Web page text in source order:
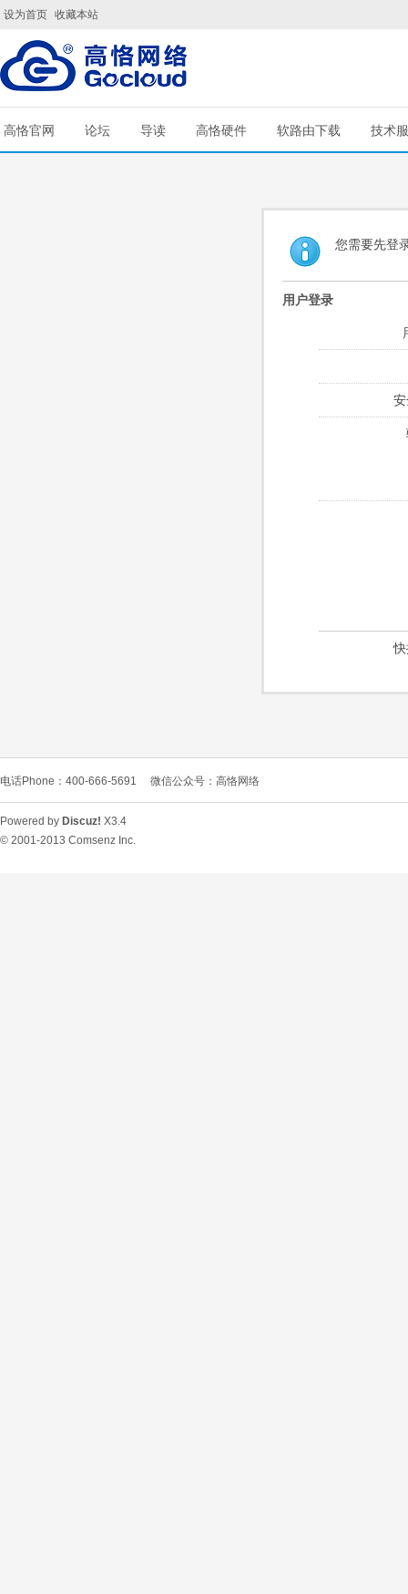
设为首页 收藏本站
高恪官网 论坛 导读 高恪硬件 软路由下载 技术
您需要先登
用户登录
电话Phone：400-666-5691 微信公众号：高恪网络
Powered by Discuz! X3.4
© 2001-2013 Comsenz Inc.